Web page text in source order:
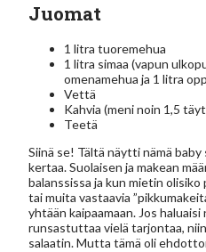
Juomat
1 litra tuoremehua
1 litra simaa (vapun
omenamehua ja 1 litra
Vettä
Kahvia (meni noin 1,5
Teetä
Siinä se! Tältä näytti nämä
kertaa. Suolaisen ja makean
balanssissa ja kun mietin
tai muita vastaavia
yhtään kaipaamaan. Jos
runsastuttaa vielä tarjontaa,
salaatin. Mutta tämä oli